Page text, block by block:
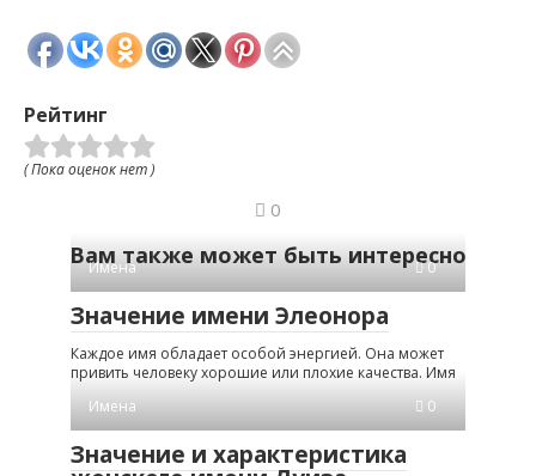
Рейтинг
( Пока оценок нет )
0
Вам также может быть интересно
Имена 0
Значение имени Элеонора
Каждое имя обладает особой энергией. Она может
привить человеку хорошие или плохие качества. Имя
Имена
0
Значение и характеристика